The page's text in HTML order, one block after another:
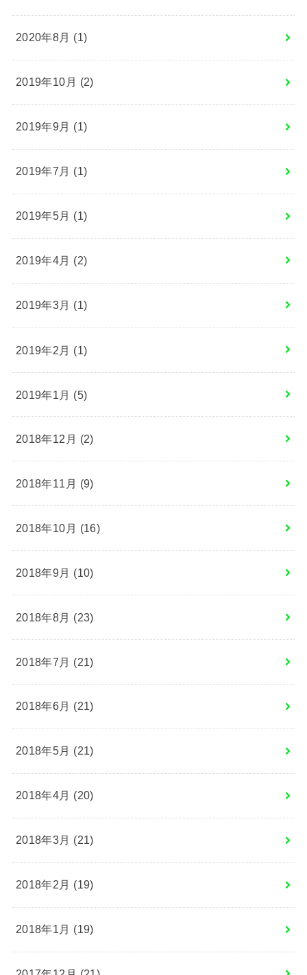
2020年8月 (1)
2019年10月 (2)
2019年9月 (1)
2019年7月 (1)
2019年5月 (1)
2019年4月 (2)
2019年3月 (1)
2019年2月 (1)
2019年1月 (5)
2018年12月 (2)
2018年11月 (9)
2018年10月 (16)
2018年9月 (10)
2018年8月 (23)
2018年7月 (21)
2018年6月 (21)
2018年5月 (21)
2018年4月 (20)
2018年3月 (21)
2018年2月 (19)
2018年1月 (19)